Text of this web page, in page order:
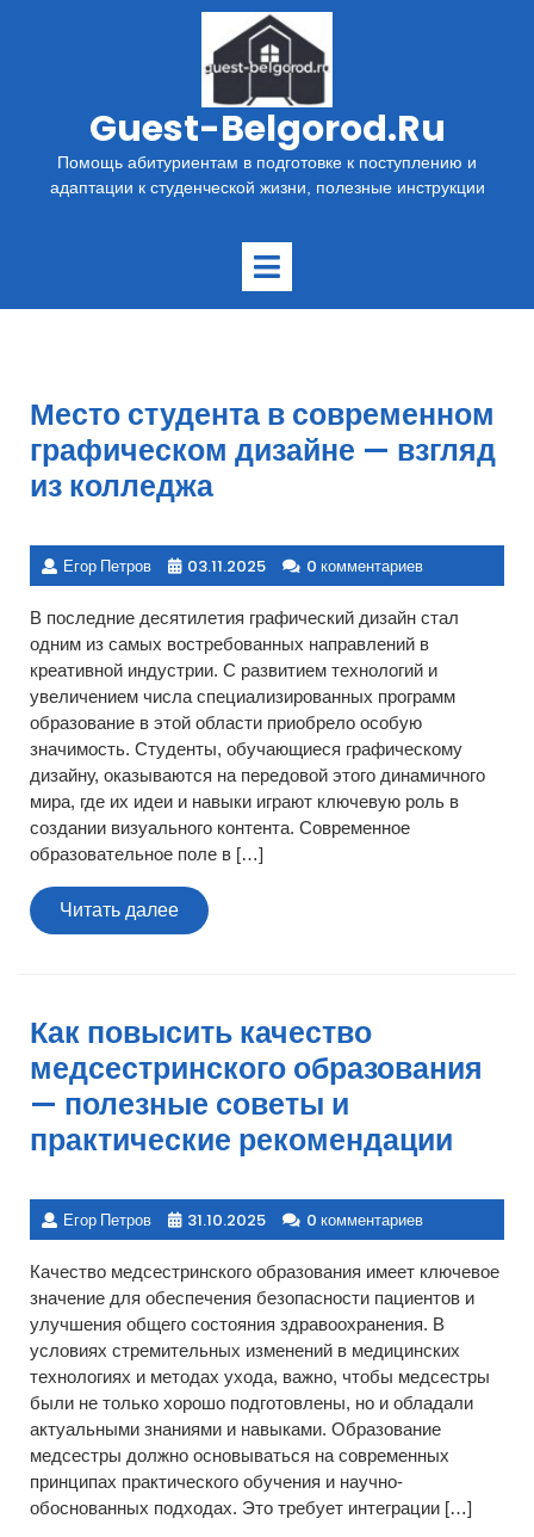
Guest-Belgorod.ru
Помощь абитуриентам в подготовке к поступлению и
адаптации к студенческой жизни, полезные инструкции
Открыть
Место студента в современном
графическом дизайне — взгляд
из колледжа
Егор Петров 03.11.2025 0 комментариев
В последние десятилетия графический дизайн стал
одним из самых востребованных направлений в
креативной индустрии. С развитием технологий и
увеличением числа специализированных программ
образование в этой области приобрело особую
значимость. Студенты, обучающиеся графическому
дизайну, оказываются на передовой этого динамичного
мира, где их идеи и навыки играют ключевую роль в
создании визуального контента. Современное
образовательное поле в […]
Читать далееЧитать
далее
Как повысить качество
медсестринского образования
— полезные советы и
практические рекомендации
Егор Петров 31.10.2025 0 комментариев
Качество медсестринского образования имеет ключевое
значение для обеспечения безопасности пациентов и
улучшения общего состояния здравоохранения. В
условиях стремительных изменений в медицинских
технологиях и методах ухода, важно, чтобы медсестры
были не только хорошо подготовлены, но и обладали
актуальными знаниями и навыками. Образование
медсестры должно основываться на современных
принципах практического обучения и научно-
обоснованных подходах. Это требует интеграции […]